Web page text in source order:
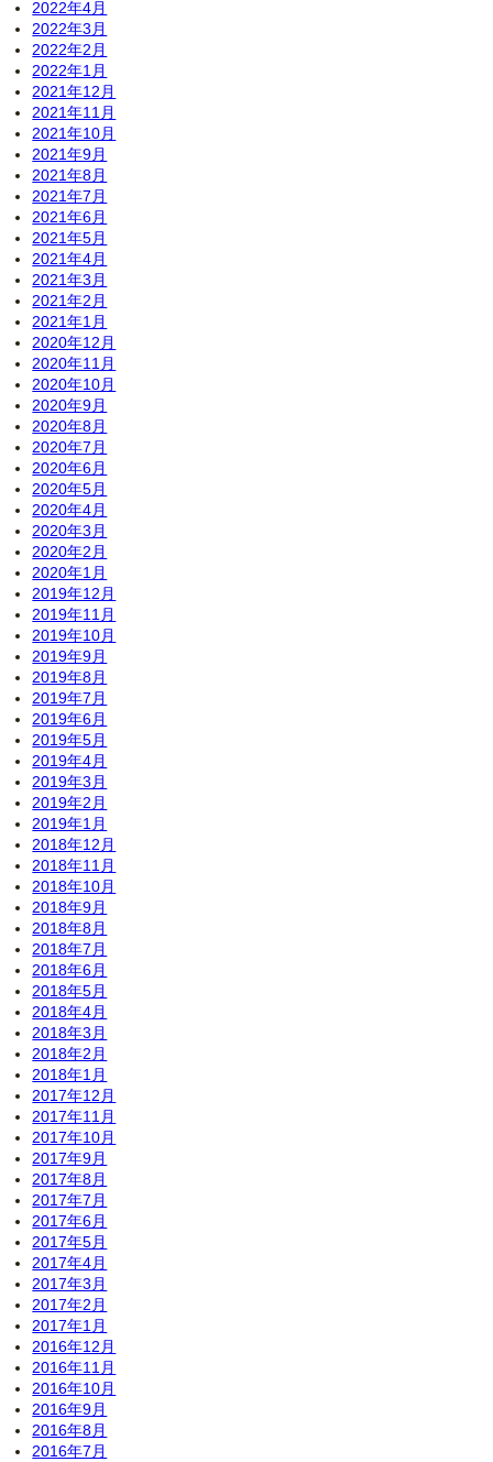
2022年4月
2022年3月
2022年2月
2022年1月
2021年12月
2021年11月
2021年10月
2021年9月
2021年8月
2021年7月
2021年6月
2021年5月
2021年4月
2021年3月
2021年2月
2021年1月
2020年12月
2020年11月
2020年10月
2020年9月
2020年8月
2020年7月
2020年6月
2020年5月
2020年4月
2020年3月
2020年2月
2020年1月
2019年12月
2019年11月
2019年10月
2019年9月
2019年8月
2019年7月
2019年6月
2019年5月
2019年4月
2019年3月
2019年2月
2019年1月
2018年12月
2018年11月
2018年10月
2018年9月
2018年8月
2018年7月
2018年6月
2018年5月
2018年4月
2018年3月
2018年2月
2018年1月
2017年12月
2017年11月
2017年10月
2017年9月
2017年8月
2017年7月
2017年6月
2017年5月
2017年4月
2017年3月
2017年2月
2017年1月
2016年12月
2016年11月
2016年10月
2016年9月
2016年8月
2016年7月